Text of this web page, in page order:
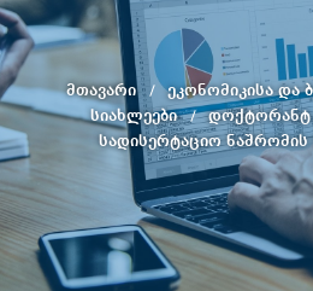
მთავარი
ეკონომიკისა და
სიახლეები
დოქტორანტ
სადისერტაციო ნაშრომის